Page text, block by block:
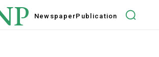
NewspaperPublication